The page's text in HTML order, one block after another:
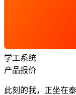
学工系统
产品报价
此刻的我，正坐在